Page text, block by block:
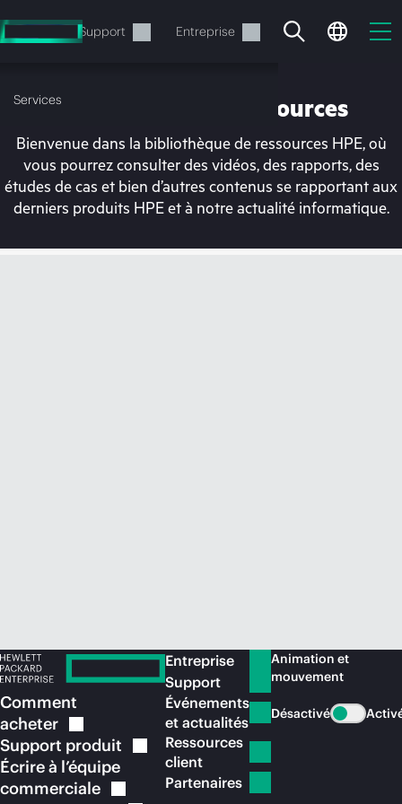
au
contenu
Support Entreprise
Services
Votre panier est
Bibliothèque de ressources
Bienvenue dans la bibliothèque de ressources HPE, où
vous pourrez consulter des vidéos, des rapports, des
études de cas et bien d’autres contenus se rapportant aux
derniers produits HPE et à notre actualité informatique.
Comment
acheter
Support produit
Écrire à l’équipe
commerciale
Entreprise
Support
Événements
et actualités
Ressources
client
Partenaires
Animation et
mouvement
Désactivé